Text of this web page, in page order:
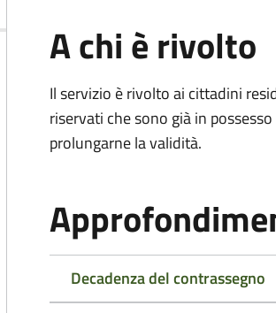
A chi è rivolto
Il servizio è rivolto ai cittadini
riservati che sono già in
prolungarne la validità.
Decadenza del contrassegno